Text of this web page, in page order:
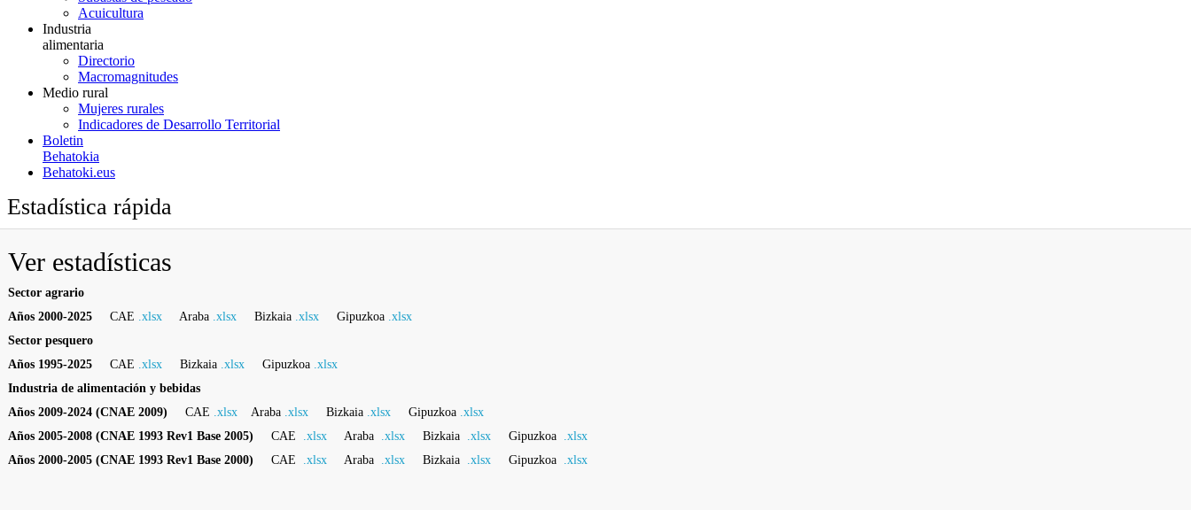
Acuicultura
Industria
alimentaria
Directorio
Macromagnitudes
Medio rural
Mujeres rurales
Indicadores de Desarrollo Territorial
Boletin
Behatokia
Behatoki.eus
Estadística rápida
Ver estadísticas
Sector agrario
Años 2000-2025 CAE .xlsx Araba .xlsx Bizkaia .xlsx Gipuzkoa .xlsx
Sector pesquero
Años 1995-2025 CAE .xlsx Bizkaia .xlsx Gipuzkoa .xlsx
Industria de alimentación y bebidas
Años 2009-2024 (CNAE 2009) CAE .xlsx Araba .xlsx Bizkaia .xlsx Gipuzkoa .xlsx
Años 2005-2008 (CNAE 1993 Rev1 Base 2005) CAE .xlsx Araba .xlsx Bizkaia .xlsx Gipuzkoa
.xlsx
Años 2000-2005 (CNAE 1993 Rev1 Base 2000) CAE .xlsx Araba .xlsx Bizkaia .xlsx Gipuzkoa .xlsx